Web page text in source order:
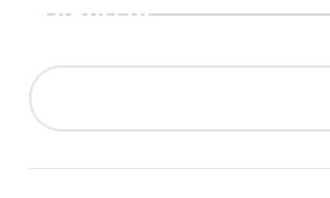
Buscar